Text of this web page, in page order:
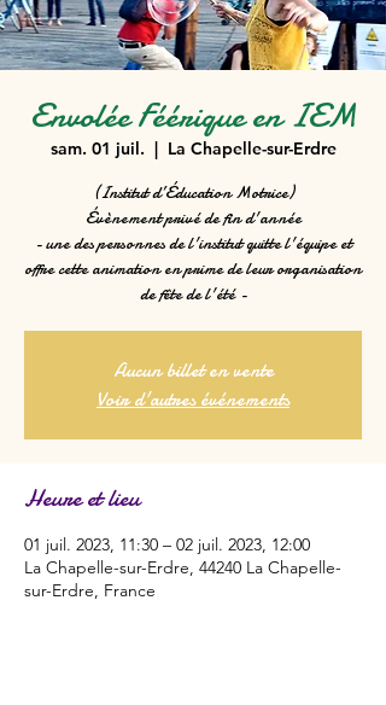
Envolée Féérique en IEM
sam. 01 juil.
  |
La Chapelle-sur-Erdre
(Institut d’Éducation Motrice)
Évènement privé de fin d'année
- une des personnes de l'institut quitte l'équipe et
offre cette animation en prime de leur organisation
de fête de l'été -
Aucun billet en vente
Voir d'autres événements
Heure et lieu
01 juil. 2023, 11:30 – 02 juil. 2023, 12:00
La Chapelle-sur-Erdre, 44240 La Chapelle-
sur-Erdre, France